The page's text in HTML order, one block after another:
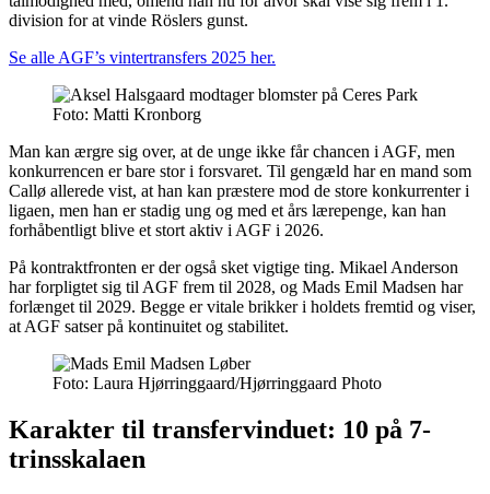
division for at vinde Röslers gunst.
Se alle AGF’s vintertransfers 2025 her.
Foto: Matti Kronborg
Man kan ærgre sig over, at de unge ikke får chancen i AGF, men
konkurrencen er bare stor i forsvaret. Til gengæld har en mand som
Callø allerede vist, at han kan præstere mod de store konkurrenter i
ligaen, men han er stadig ung og med et års lærepenge, kan han
forhåbentligt blive et stort aktiv i AGF i 2026.
På kontraktfronten er der også sket vigtige ting. Mikael Anderson
har forpligtet sig til AGF frem til 2028, og Mads Emil Madsen har
forlænget til 2029. Begge er vitale brikker i holdets fremtid og viser,
at AGF satser på kontinuitet og stabilitet.
Foto: Laura Hjørringgaard/Hjørringgaard Photo
Karakter til transfervinduet: 10 på 7-
trinsskalaen